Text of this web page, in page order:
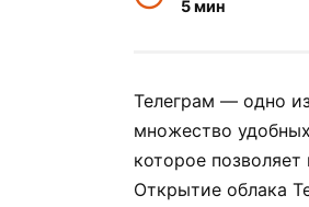
5 мин
Телеграм — одно
множество
которое
Открытие облака